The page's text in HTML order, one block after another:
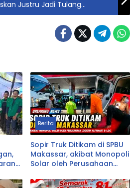
Justru Jadi Tulang
Kemiskinan Ekstrem
Berita
Sopir Truk Ditikam di SPBU
Makassar, akibat Monopoli
Solar oleh Perusahaan